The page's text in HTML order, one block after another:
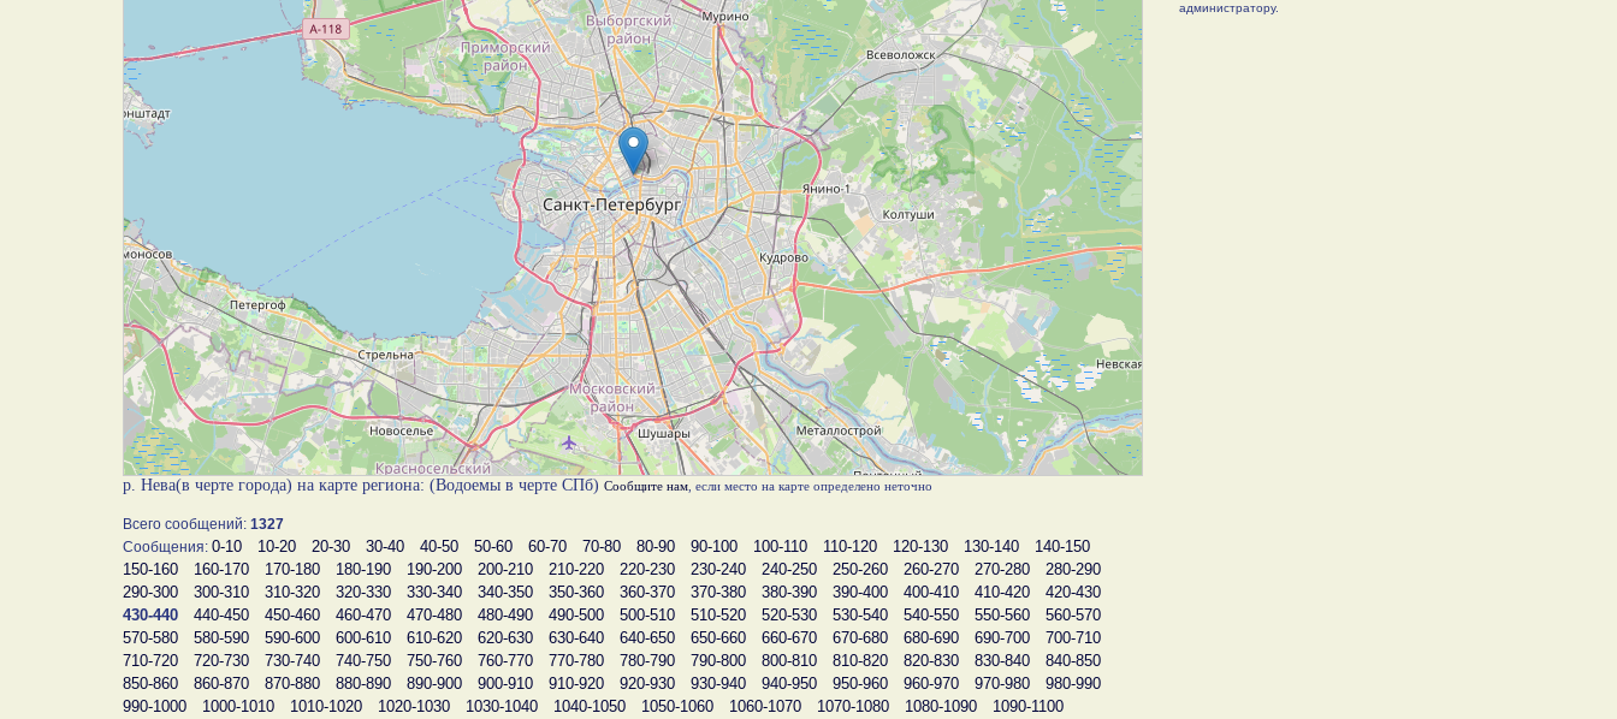
р. Нева(в черте города) на карте региона: (Водоемы в черте СПб) Сообщите нам , если место на карте определено неточно
Всего сообщений: 1327
Сообщения: 0-10 10-20 20-30 30-40 40-50 50-60 60-70 70-80 80-90 90-100 100-110 110-120 120-130 130-140
140-150
150-160
160-170 170-180 180-190 190-200 200-210 210-220 220-230 230-240 240-250 250-260 260-270 270-280
280-290
290-300
300-310 310-320 320-330 330-340 340-350 350-360 360-370 370-380 380-390 390-400 400-410 410-420
420-430
430-440
440-450 450-460 460-470 470-480 480-490 490-500 500-510 510-520 520-530 530-540 540-550 550-560
560-570
570-580
580-590 590-600 600-610 610-620 620-630 630-640 640-650 650-660 660-670 670-680 680-690 690-700
700-710
710-720
720-730 730-740 740-750 750-760 760-770 770-780 780-790 790-800 800-810 810-820 820-830 830-840
840-850
850-860
860-870 870-880 880-890 890-900 900-910 910-920 920-930 930-940 940-950 950-960 960-970 970-980
980-990
990-1000
1000-1010 1010-1020 1020-1030 1030-1040 1040-1050 1050-1060 1060-1070 1070-1080 1080-1090
1090-1100
администратору.